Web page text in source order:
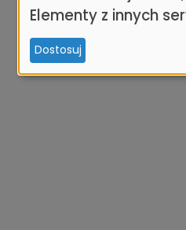
osobowych
i
ciasteczek
Elementy z innych
Dostosuj